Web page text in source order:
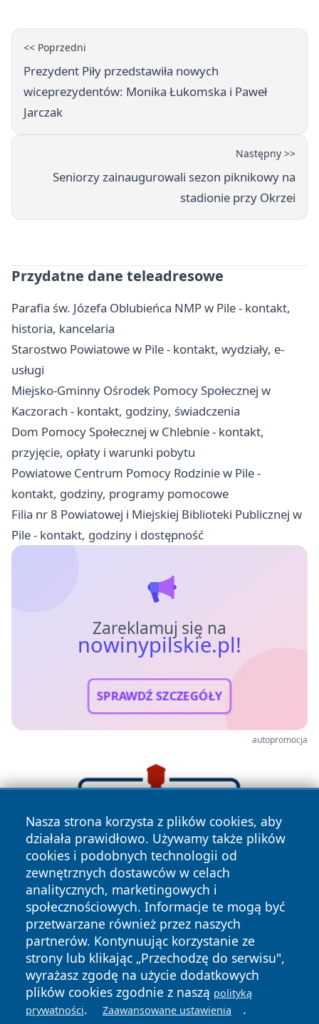
<< Poprzedni
Prezydent Piły przedstawiła nowych
wiceprezydentów: Monika Łukomska i Paweł
Jarczak
Następny >>
Seniorzy zainaugurowali sezon piknikowy na
stadionie przy Okrzei
Przydatne dane teleadresowe
Parafia św. Józefa Oblubieńca NMP w Pile - kontakt,
historia, kancelaria
Starostwo Powiatowe w Pile - kontakt, wydziały, e-
usługi
Miejsko-Gminny Ośrodek Pomocy Społecznej w
Kaczorach - kontakt, godziny, świadczenia
Dom Pomocy Społecznej w Chlebnie - kontakt,
przyjęcie, opłaty i warunki pobytu
Powiatowe Centrum Pomocy Rodzinie w Pile -
kontakt, godziny, programy pomocowe
Filia nr 8 Powiatowej i Miejskiej Biblioteki Publicznej w
Pile - kontakt, godziny i dostępność
Zareklamuj się na
nowinypilskie.pl!
SPRAWDŹ SZCZEGÓŁY
autopromocja
Nasza strona korzysta z plików cookies, aby
działała prawidłowo. Używamy także plików
cookies i podobnych technologii od
zewnętrznych dostawców w celach
analitycznych, marketingowych i
społecznościowych. Informacje te mogą być
przetwarzane również przez naszych
partnerów. Kontynuując korzystanie ze
strony lub klikając „Przechodzę do serwisu",
wyrażasz zgodę na użycie dodatkowych
plików cookies zgodnie z naszą polityką
prywatności. Zaawansowane ustawienia .
Copyright © 2026 nowinypilskie.pl Wszystkie prawa